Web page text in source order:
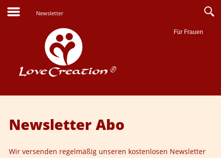
Newsletter
Für Frauen
Suche
Newsletter Abo
Wir versenden regelmäßig unseren kostenlosen Newsletter